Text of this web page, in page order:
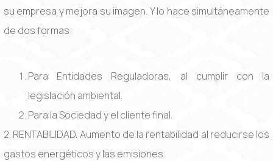
su empresa y mejora su imagen. Y lo hace simultáneamente
de dos formas:
Para Entidades Reguladoras, al cumplir con la
legislación ambiental.
Para la Sociedad y el cliente final.
2. RENTABILIDAD. Aumento de la rentabilidad al reducirse los
gastos energéticos y las emisiones.